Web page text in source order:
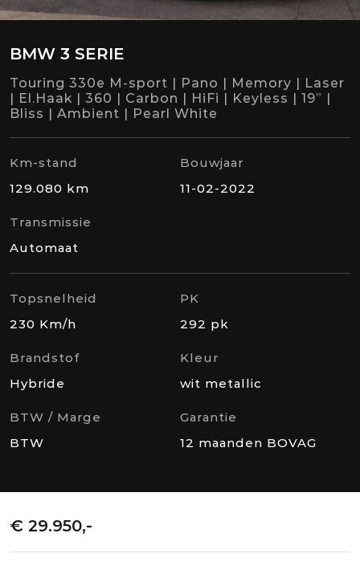
BMW 3 SERIE
Touring 330e M-sport | Pano | Memory | Laser
| El.Haak | 360 | Carbon | HiFi | Keyless | 19” |
Bliss | Ambient | Pearl White
Km-stand
129.080 km
Bouwjaar
11-02-2022
Transmissie
Automaat
Topsnelheid
230 Km/h
PK
292 pk
Brandstof
Hybride
Kleur
wit metallic
BTW / Marge
BTW
Garantie
12 maanden BOVAG
€ 29.950,-